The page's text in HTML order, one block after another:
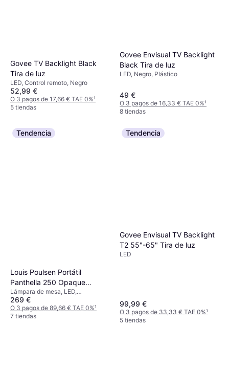
Govee TV Backlight Black
Tira de luz
LED, Control remoto, Negro
52,99 €
O 3 pagos de 17,66 € TAE 0%¹
5 tiendas
Govee Envisual TV Backlight
Black Tira de luz
LED, Negro, Plástico
49 €
O 3 pagos de 16,33 € TAE 0%¹
8 tiendas
Tendencia
Louis Poulsen Portátil
Panthella 250 Opaque
Burgundy Lámpara de mesa
Lámpara de mesa, LED,
Alimentado por batería, Regulable,
Interruptor incorporado, Rojo,
Marrón
269 €
O 3 pagos de 89,66 € TAE 0%¹
7 tiendas
Tendencia
Govee Envisual TV Backlight
T2 55"-65" Tira de luz
LED
99,99 €
O 3 pagos de 33,33 € TAE 0%¹
5 tiendas